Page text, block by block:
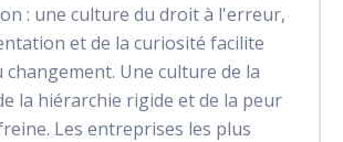
: une culture du droit à l'erreur,
et de la curiosité facilite
Une culture de la
la hiérarchie rigide et de la peur
Les entreprises les plus